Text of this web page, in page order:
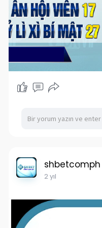
shbetcomph
2 yıl